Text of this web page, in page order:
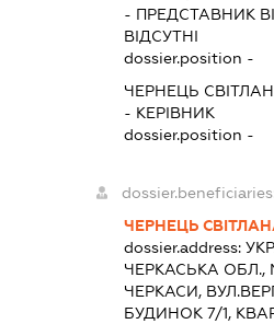
- ПРЕДСТАВНИК
ВІДСУТНІ
dossier.position -
ЧЕРНЕЦЬ
- КЕРІВНИК
dossier.position -
ЧЕРНЕЦЬ
dossier.address:
ЧЕРКАСЬКА ОБЛ.,
ЧЕРКАСИ,
БУДИНОК 7/1,